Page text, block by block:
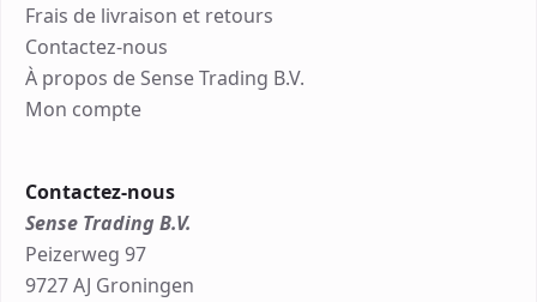
Frais de livraison et retours
Contactez-nous
À propos de Sense Trading B.V.
Mon compte
Contactez-nous
Sense Trading B.V.
Peizerweg 97
9727 AJ Groningen